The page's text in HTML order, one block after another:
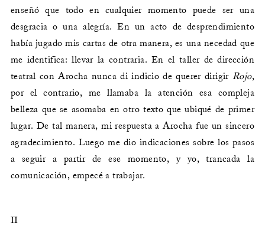
enseñó que todo en cualquier momento puede ser una
desgracia o una alegría. En un acto de desprendimiento
había jugado mis cartas de otra manera, es una necedad que
me identifica: llevar la contraria. En el taller de dirección
teatral con Arocha nunca di indicio de querer dirigir Rojo,
por el contrario, me llamaba la atención esa compleja
belleza que se asomaba en otro texto que ubiqué de primer
lugar. De tal manera, mi respuesta a Arocha fue un sincero
agradecimiento. Luego me dio indicaciones sobre los pasos
a seguir a partir de ese momento, y yo, trancada la
comunicación, empecé a trabajar.
II